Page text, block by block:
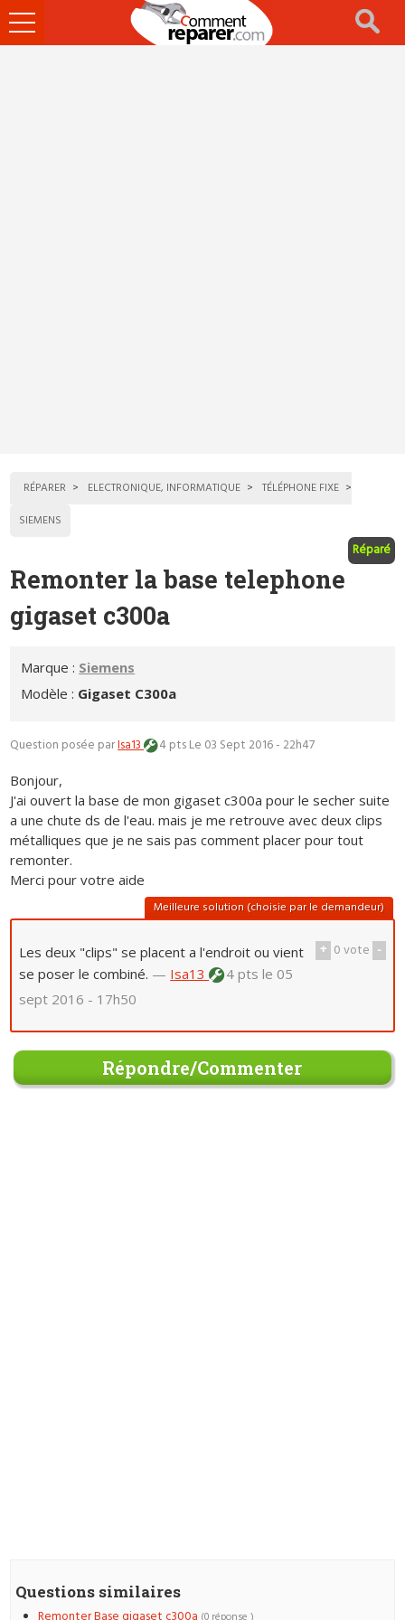
Ouvrir
le
RÉPARER ELECTRONIQUE, INFORMATIQUE
TÉLÉPHONE FIXE
SIEMENS
Réparé
Remonter la base telephone
gigaset c300a
Marque : Siemens
Modèle : Gigaset C300a
Question posée parIsa13 4 ptsLe 03 Sept 2016 - 22h47
Bonjour,
J'ai ouvert la base de mon gigaset c300a pour le secher suite
a une chute ds de l'eau. mais je me retrouve avec deux clips
métalliques que je ne sais pas comment placer pour tout
remonter.
Merci pour votre aide
Meilleure solution (choisie par le demandeur)
+ 0vote -
Les deux "clips" se placent a l'endroit ou vient
se poser le combiné. — Isa13 4 ptsle 05
sept 2016 - 17h50
Répondre/Commenter
Questions similaires